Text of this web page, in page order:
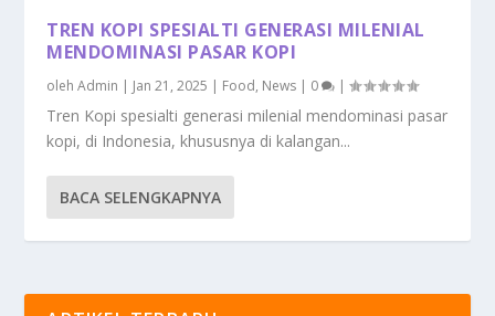
TREN KOPI SPESIALTI GENERASI MILENIAL
MENDOMINASI PASAR KOPI
olehAdmin | Jan 21, 2025 | Food, News | 0 |
Tren Kopi spesialti generasi milenial mendominasi pasar
kopi, di Indonesia, khususnya di kalangan...
BACA SELENGKAPNYA